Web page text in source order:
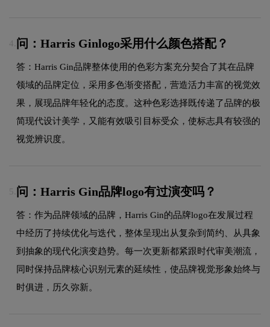
4. 问：Harris Ginlogo采用什么颜色搭配？
答：Harris Gin品牌整体使用的色彩方案充分契合了其在品牌
领域的品牌定位，采用多色渐变搭配，营造活力丰富的视觉效
果，展现品牌年轻化的态度。这种色彩选择既传递了品牌的极
简现代设计美学，又能有效吸引目标受众，使标志具有较强的
视觉辨识度。
5. 问：Harris Gin品牌logo有过演变吗？
答：作为品牌领域的品牌，Harris Gin的品牌logo在发展过程
中经历了持续优化与迭代，整体呈现出从复杂到简约、从具象
到抽象的现代化演变趋势。每一次更新都紧跟时代审美潮流，
同时保持品牌核心识别元素的延续性，使品牌视觉形象始终与
时俱进，历久弥新。